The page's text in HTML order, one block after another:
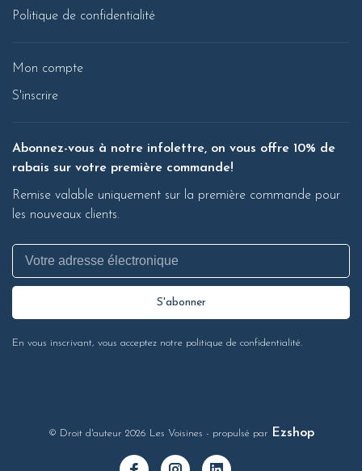
Politique de confidentialité
Mon compte
S'inscrire
Abonnez-vous à notre infolettre, on vous offre 10% de
rabais sur votre première commande!
Remise valable uniquement sur la première commande pour
les nouveaux clients.
S'abonner
En vous inscrivant, vous acceptez notre politique de confidentialité.
© Droit d'auteur 2026 Les Voisines - propulsé par Ezshop